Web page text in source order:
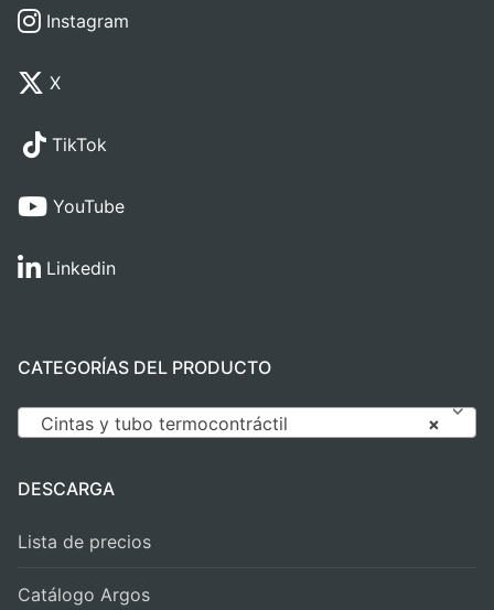
Instagram
X
TikTok
YouTube
Linkedin
CATEGORÍAS DEL PRODUCTO
×
Cintas y tubo termocontráctil
DESCARGA
Lista de precios
Catálogo Argos